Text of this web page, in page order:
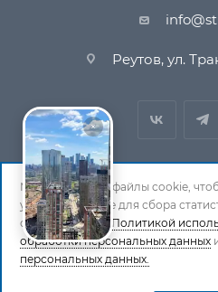
Реутов, ул.
© 1994-2026 СтройСистема.
копировании
источник
Мы используем файлы cookie,
удобнее, а также для сбора
соглашаетесь сПолитикой
обработки персональных данных
персональных данных.